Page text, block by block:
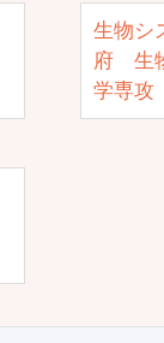
生物シ
府 生
学専攻